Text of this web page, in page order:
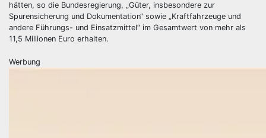
hätten, so die Bundesregierung, „Güter, insbesondere zur
Spurensicherung und Dokumentation“ sowie „Kraftfahrzeuge und
andere Führungs- und Einsatzmittel“ im Gesamtwert von mehr als
11,5 Millionen Euro erhalten.
Werbung